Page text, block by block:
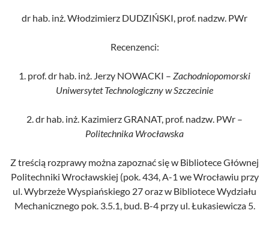
dr hab. inż. Włodzimierz DUDZIŃSKI, prof. nadzw. PWr
Recenzenci:
1. prof. dr hab. inż. Jerzy NOWACKI – Zachodniopomorski
Uniwersytet Technologiczny w Szczecinie
2. dr hab. inż. Kazimierz GRANAT, prof. nadzw. PWr –
Politechnika Wrocławska
Z treścią rozprawy można zapoznać się w Bibliotece Głównej
Politechniki Wrocławskiej (pok. 434, A-1 we Wrocławiu przy
ul. Wybrzeże Wyspiańskiego 27 oraz w Bibliotece Wydziału
Mechanicznego pok. 3.5.1, bud. B-4 przy ul. Łukasiewicza 5.